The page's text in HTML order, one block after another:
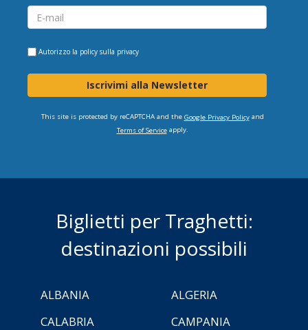
Autorizzo la policy sulla privacy
Iscrivimi alla Newsletter
This site is protected by reCAPTCHA and the Google Privacy Policyand
Terms of Serviceapply.
Biglietti per Traghetti:
destinazioni possibili
ALBANIA
ALGERIA
CALABRIA
CAMPANIA